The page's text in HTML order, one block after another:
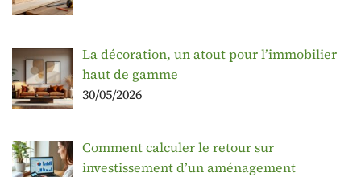
La décoration, un atout pour l’immobilier
haut de gamme
30/05/2026
Comment calculer le retour sur
investissement d’un aménagement